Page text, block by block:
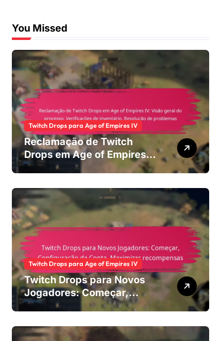
You Missed
Twitch Drops para Age of Empires IV
Reclamação de Twitch
Drops em Age of Empires
IV: Visão geral do
inventário, Resolução de
problemas
Twitch Drops para Age of Empires IV
Twitch Drops para Novos
Jogadores: Começar,
Configuração da Conta,